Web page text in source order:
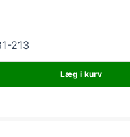
213
Læg i kurv